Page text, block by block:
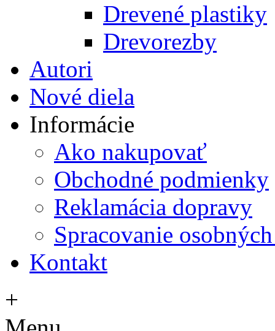
Drevené plastiky
Drevorezby
Autori
Nové diela
Informácie
Ako nakupovať
Obchodné podmienky
Reklamácia dopravy
Spracovanie
Kontakt
+